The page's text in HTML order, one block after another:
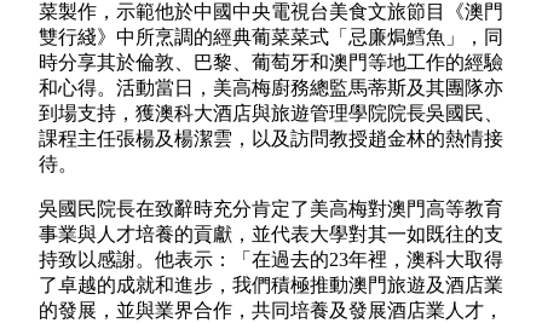
菜製作，示範他於中國中央電視台美食文旅節目《澳門
雙行綫》中所烹調的經典葡菜菜式「忌廉焗鱈魚」，同
時分享其於倫敦、巴黎、葡萄牙和澳門等地工作的經驗
和心得。活動當日，美高梅廚務總監馬蒂斯及其團隊亦
到場支持，獲澳科大酒店與旅遊管理學院院長吳國民、
課程主任張楊及楊潔雲，以及訪問教授趙金林的熱情接
待。
吳國民院長在致辭時充分肯定了美高梅對澳門高等教育
事業與人才培養的貢獻，並代表大學對其一如既往的支
持致以感謝。他表示：「在過去的23年裡，澳科大取得
了卓越的成就和進步，我們積極推動澳門旅遊及酒店業
的發展，並與業界合作，共同培養及發展酒店業人才，